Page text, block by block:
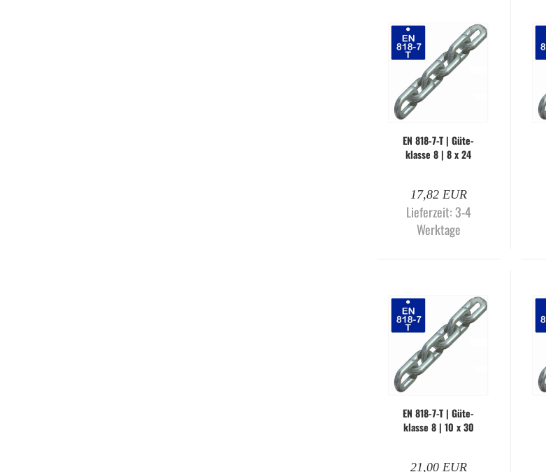
EN 818-​7-T | Gü­te­
klas­se 8 | 8 x 24
re)
17,82 EUR
Lieferzeit:3-4
Werktage
EN 818-​7-T | Gü­te­
klas­se 8 | 10 x 30
re)
21,00 EUR